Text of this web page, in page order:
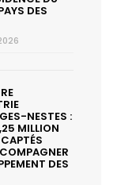
DES
NESTES :
MILLION
DES